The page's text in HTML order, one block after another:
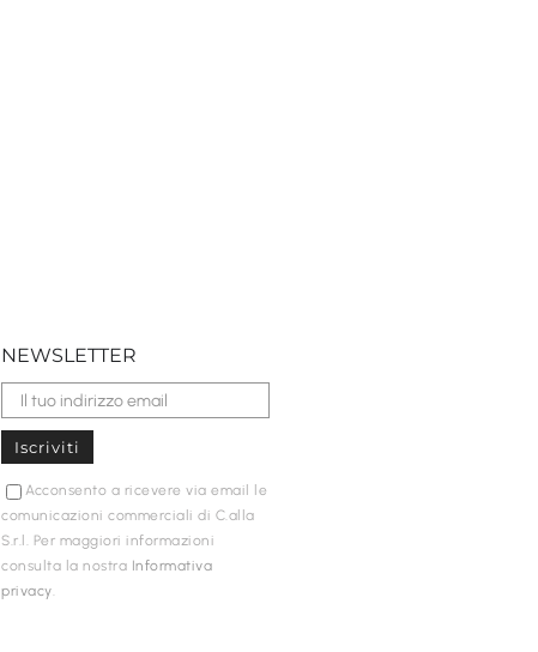
NEWSLETTER
Acconsento a ricevere via email le
comunicazioni commerciali di C.alla
S.r.l. Per maggiori informazioni
consulta la nostra Informativa
privacy.